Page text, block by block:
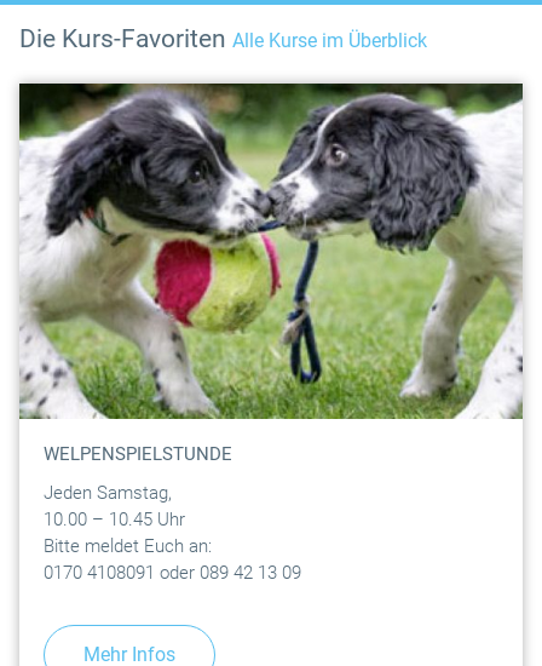
Die Kurs-Favoriten Alle Kurse im Überblick
WELPENSPIELSTUNDE
Jeden Samstag,
10.00 – 10.45 Uhr
Bitte meldet Euch an:
0170 4108091 oder 089 42 13 09
Mehr Infos